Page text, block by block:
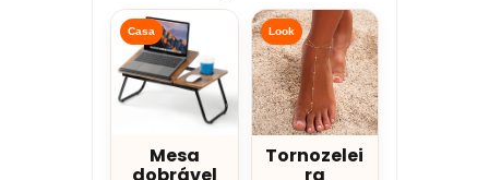
Casa
Mesa
Look
Tornozelei